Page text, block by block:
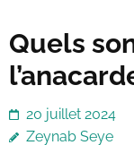
Quels
20 juillet 2024
Zeynab Seye